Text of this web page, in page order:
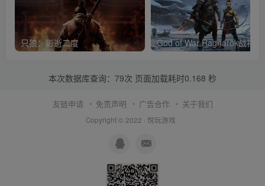
只狼：影逝二度
本次数据库查询：79次 页面加载耗时0.168 秒
友链申请 免责声明 广告合作 关于我们
Copyright © 2022 · 悦玩游戏 ·